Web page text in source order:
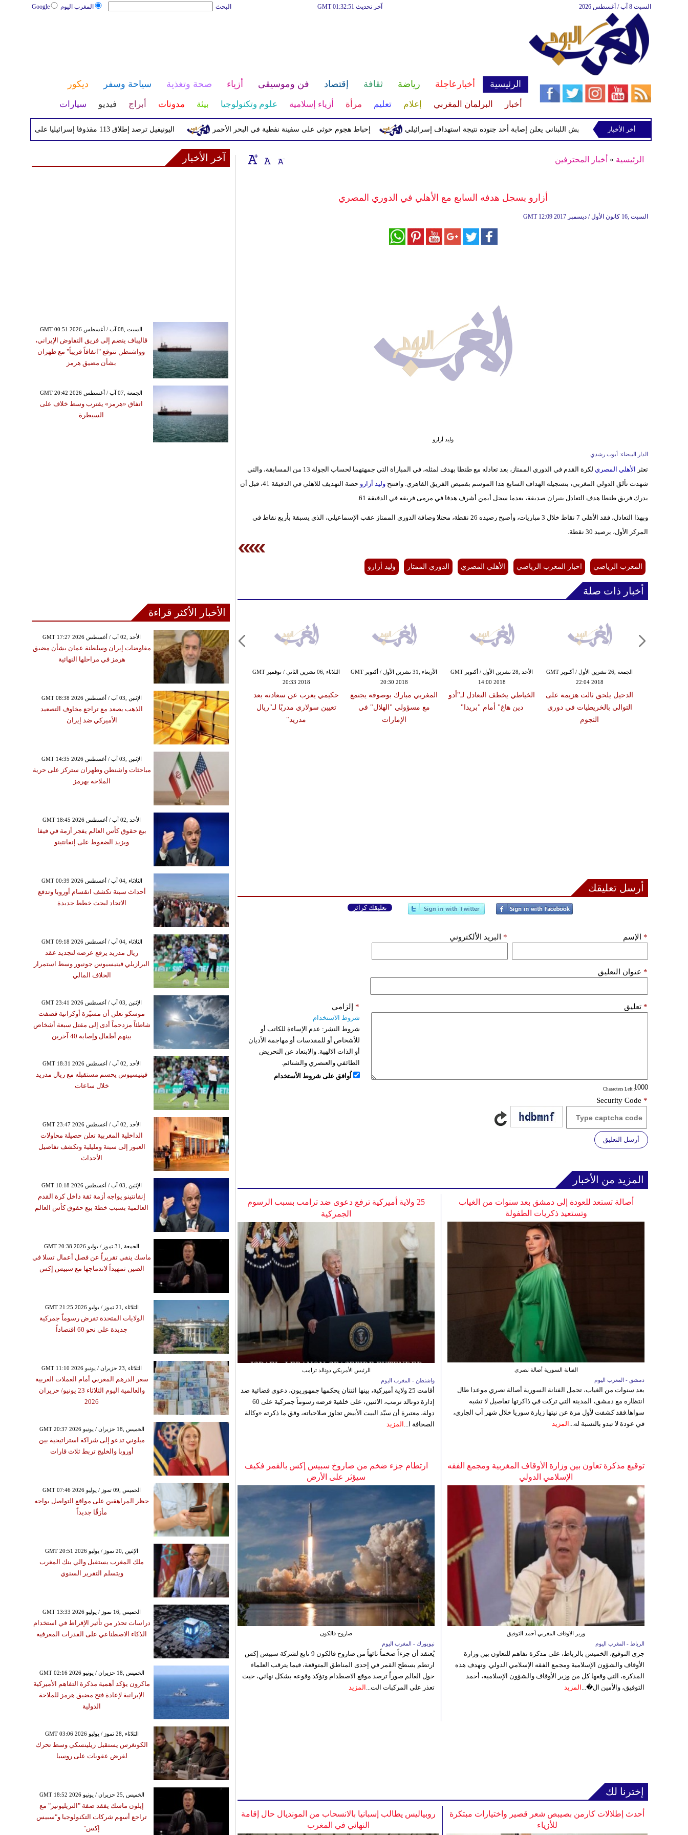
المغرب اليوم Google البحث آخر تحديث GMT 01:32:51 السبت 8 آب / أغسطس 2026
الرئيسية أخبارعاجلة رياضة ثقافة إقتصاد فن وموسيقى أزياء صحة وتغذية سياحة وسفر ديكور
أخبار البرلمان المغربي إعلام تعليم مرأة أزياء إسلامية علوم وتكنولوجيا بيئة مدونات أبراج فيديو سيارات
اليونيفيل ترصد إطلاق 113 مقذوفا إسرائيليا على لبنان خلال يوم واحد إحباط هجوم حوثي على سفينة نفطية في البحر الأحمر الجيش اللبناني يعلن إصابة أحد جنوده نتيجة استهداف إسرائيليأخر الأخبار
الرئيسية » أخبار المحترفين
أزارو يسجل هدفه السابع مع الأهلي في الدوري المصري
GMT 12:09 2017 السبت ,16 كانون الأول / ديسمبر
وليد أزارو
الدار البيضاء: أيوب رشدي
تعثر الأهلي المصري
لكرة القدم في الدوري الممتاز، بعد تعادله مع طنطا بهدف لمثله، في المباراة التي جمهتهما لحساب الجولة 13 من المسابقة، والتي
شهدت تألق الدولي المغربي، بتسجيله الهداف السابع هذا الموسم بقميص الفريق القاهري. وافتتح وليد أزارو
حصة التهديف للاهلي في الدقيقة 41، قبل أن
يدرك فريق طنطا هدف التعادل بنيران صديقة، بعدما سجل أيمن أشرف هدفا في مرمى فريقه في الدقيقة 61.
وبهذا التعادل، فقد الأهلي 7 نقاط خلال 3 مباريات، وأصبح رصيده 26 نقطة، محتلا وصافة الدوري الممتاز عقب الإسماعيلي، الذي يسبقة بأربع نقاط في
المركز الأول، برصيد 30 نقطة.
المغرب الرياضي اخبار المغرب الرياضي الأهلي المصري الدوري الممتاز وليد أزارو
أخبار ذات صلة
الخميس ,15 تشرين الثاني / نوفمبر
موقع الدوري الاسباني "ليغا"
يحتفي بالدولي المغربي ياسين
بونو
الثلاثاء ,06 تشرين الثاني / نوفمبر GMT
20:33 2018
حكيمي يعرب عن سعادته بعد
تعيين سولاري مدربًا لـ"ريال
مدريد"
الأربعاء ,31 تشرين الأول / أكتوبر GMT
20:30 2018
المغربي مبارك بوصوفة يجتمع
مع مسؤولي "الهلال" في
الإمارات
الأحد ,28 تشرين الأول / أكتوبر GMT
14:00 2018
الخياطي يخطف التعادل لـ"أدو
دين هاغ" أمام "بريدا"
الجمعة ,26 تشرين الأول / أكتوبر GMT
22:04 2018
الدحيل يلحق ثالث هزيمة على
التوالي بالخريطيات في دوري
النجوم
أرسل تعليقك
تعليقك كزائر
الإسم * البريد الألكتروني *
عنوان التعليق *
تعليق *
: Characters Left
إلزامي *
شروط الاستخدام
شروط النشر: عدم الإساءة للكاتب أو
للأشخاص أو للمقدسات أو مهاجمة الأديان
أو الذات الالهية. والابتعاد عن التحريض
الطائفي والعنصري والشتائم.
اُوافق على شروط الأستخدام
Security Code *
أرسل التعليق
المزيد من الأخبار
25 ولاية أميركية ترفع دعوى ضد ترامب بسبب الرسوم
الجمركية
الرئيس الأمريكي دونالد ترامب
واشنطن - المغرب اليوم
أقامت 25 ولاية أميركية، بينها اثنتان يحكمها جمهوريون، دعوى قضائية ضد
إدارة دونالد ترمب، الاثنين، على خلفية فرضه رسوماً جمركية على 60
دولة، معتبرة أن سيّد البيت الأبيض تجاوز صلاحياته، وفق ما ذكرته «وكالة
الصحافة ا... المزيد
أصالة تستعد للعودة إلى دمشق بعد سنوات من الغياب
وتستعيد ذكريات الطفولة
الفنانة السورية أصالة نصري
دمشق - المغرب اليوم
بعد سنوات من الغياب، تحمل الفنانة السورية أصالة نصري موعدا طال
انتظاره مع دمشق، المدينة التي تركت في ذاكرتها تفاصيل لا تشبه
سواها.فقد كشفت لأول مرة عن نيتها زيارة سوريا خلال شهر آب الجاري،
في عودة لا تبدو بالنسبة له... المزيد
ارتطام جزء ضخم من صاروخ سبيس إكس بالقمر فكيف
سيؤثر على الأرض
صاروخ فالكون
نيويورك - المغرب اليوم
يُعتقد أن جزءاً ضخماً تائهاً من صاروخ فالكون 9 تابع لشركة سبيس إكس
ارتطم بسطح القمر في إحدى المناطق المتوقعة، فيما يترقب العلماء
حول العالم صوراً ترصد موقع الاصطدام وتؤكد وقوعه بشكل نهائي، حيث
تعذر على المركبات الت... المزيد
توقيع مذكرة تعاون بين وزارة الأوقاف المغربية ومجمع الفقه
الإسلامي الدولي
وزير الاوقاف المغربي أحمد التوفيق
الرباط - المغرب اليوم
جرى التوقيع، الخميس بالرباط، على مذكرة تفاهم للتعاون بين وزارة
الأوقاف والشؤون الإسلامية ومجمع الفقه الإسلامي الدولي. وتهدف هذه
المذكرة، التي وقعها كل من وزير الأوقاف والشؤون الإسلامية، أحمد
التوفيق، والأمين ال�... المزيد
إخترنا لك
روبياليس يطالب إسبانيا بالانسحاب من المونديال حال إقامة
النهائي في المغرب
أحدث إطلالات كارمن بصيبص شعر قصير واختيارات مبتكرة
للأزياء
آخر الأخبار
GMT 00:51 2026 السبت ,08 آب / أغسطس
قاليباف ينضم إلى فريق التفاوض الإيراني،
وواشنطن تتوقع "اتفاقاً قريباً" مع طهران
بشأن مضيق هرمز
GMT 20:42 2026 الجمعة ,07 آب / أغسطس
اتفاق «هرمز» يقترب وسط خلاف على
السيطرة
الأخبار الأكثر قراءة
GMT 17:27 2026 الأحد ,02 آب / أغسطس
مفاوضات إيران وسلطنة عمان بشأن مضيق
هرمز في مراحلها النهائية
GMT 08:38 2026 الإثنين ,03 آب / أغسطس
الذهب يصعد مع تراجع مخاوف التصعيد
الأميركي ضد إيران
GMT 14:35 2026 الإثنين ,03 آب / أغسطس
مباحثات واشنطن وطهران ستركز على حرية
الملاحة بهرمز
GMT 18:45 2026 الأحد ,02 آب / أغسطس
بيع حقوق كأس العالم يفجر أزمة في فيفا
ويزيد الضغوط على إنفانتينو
GMT 00:39 2026 الثلاثاء ,04 آب / أغسطس
أحداث سبتة تكشف انقسام أوروبا وتدفع
الاتحاد لبحث خطط جديدة
GMT 09:18 2026 الثلاثاء ,04 آب / أغسطس
ريال مدريد يرفع عرضه لتجديد عقد
البرازيلي فينيسيوس جونيور وسط استمرار
الخلاف المالي
GMT 23:41 2026 الإثنين ,03 آب / أغسطس
موسكو تعلن أن مسيّرة أوكرانية قصفت
شاطئاً مزدحماً أدى إلى مقتل سبعة أشخاص
بينهم أطفال وإصابة 40 آخرين
GMT 18:31 2026 الأحد ,02 آب / أغسطس
فينيسيوس يحسم مستقبله مع ريال مدريد
خلال ساعات
GMT 23:47 2026 الأحد ,02 آب / أغسطس
الداخلية المغربية تعلن حصيلة محاولات
العبور إلى سبتة ومليلية وتكشف تفاصيل
الأحداث
GMT 10:18 2026 الإثنين ,03 آب / أغسطس
إنفانتينو يواجه أزمة ثقة داخل كرة القدم
العالمية بسبب خطة بيع حقوق كأس العالم
GMT 20:38 2026 الجمعة ,31 تموز / يوليو
ماسك ينفي تقريراً عن فصل أعمال تسلا في
الصين تمهيداً لاندماجها مع سبيس إكس
GMT 21:25 2026 الثلاثاء ,21 تموز / يوليو
الولايات المتحدة تفرض رسوماً جمركية
جديدة على نحو 60 اقتصاداً
GMT 11:10 2026 الثلاثاء ,23 حزيران / يونيو
سعر الدرهم المغربي أمام العملات العربية
والعالمية اليوم الثلاثاء 23 يونيو/ حزيران
2026
GMT 20:37 2026 الخميس ,18 حزيران / يونيو
ميلوني تدعو إلى شراكة استراتيجية بين
أوروبا والخليج تربط ثلاث قارات
GMT 07:46 2026 الخميس ,09 تموز / يوليو
حظر المراهقين على مواقع التواصل يواجه
مأزقًا جديداً
GMT 20:51 2026 الإثنين ,20 تموز / يوليو
ملك المغرب يستقبل والي بنك المغرب
ويتسلم التقرير السنوي
GMT 13:33 2026 الخميس ,16 تموز / يوليو
دراسات تحذر من تأثير الإفراط في استخدام
الذكاء الاصطناعي على القدرات المعرفية
GMT 02:16 2026 الخميس ,18 حزيران / يونيو
ماكرون يؤكد أهمية مذكرة التفاهم الأميركية
الإيرانية لإعادة فتح مضيق هرمز للملاحة
الدولية
GMT 03:06 2026 الثلاثاء ,28 تموز / يوليو
الكونغرس يستقبل زيلينسكي وسط تحرك
لفرض عقوبات على روسيا
GMT 18:52 2026 الخميس ,25 حزيران / يونيو
إيلون ماسك يفقد صفة "التريليونير" مع
تراجع أسهم شركات التكنولوجيا و"سبيس
إكس"